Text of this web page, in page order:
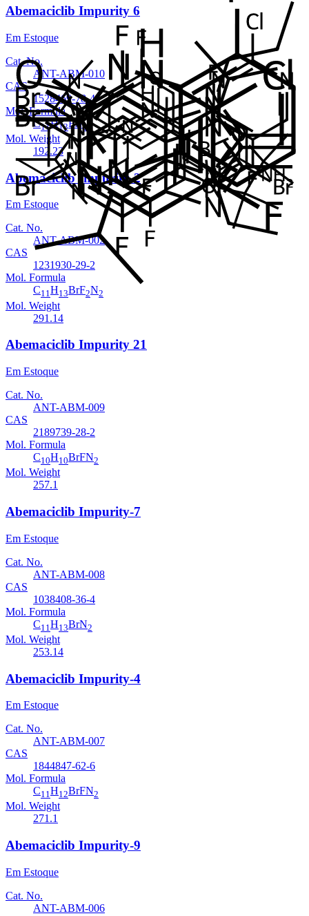
Abemaciclib Impurity 6
Em Estoque
Cat. No.
ANT-ABM-010
CAS
1528469-78-4
Mol. Formula
C11H13FN2
Mol. Weight
192.23
Abemaciclib Impurity-2
Em Estoque
Cat. No.
ANT-ABM-002
CAS
1231930-29-2
Mol. Formula
C11H13BrF2N2
Mol. Weight
291.14
Abemaciclib Impurity 21
Em Estoque
Cat. No.
ANT-ABM-009
CAS
2189739-28-2
Mol. Formula
C10H10BrFN2
Mol. Weight
257.1
Abemaciclib Impurity-7
Em Estoque
Cat. No.
ANT-ABM-008
CAS
1038408-36-4
Mol. Formula
C11 H13BrN2
Mol. Weight
253.14
Abemaciclib Impurity-4
Em Estoque
Cat. No.
ANT-ABM-007
CAS
1844847-62-6
Mol. Formula
C11H12BrFN2
Mol. Weight
271.1
Abemaciclib Impurity-9
Em Estoque
Cat. No.
ANT-ABM-006